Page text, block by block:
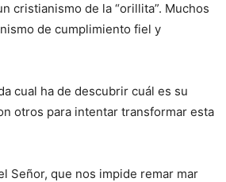
cristianismo de la “orillita”. Muchos
de cumplimiento fiel y
cual ha de descubrir cuál es su
otros para intentar transformar esta
Señor, que nos impide remar mar